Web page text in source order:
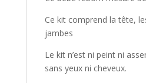
Ce kit comprend la tête,
jambes
Le kit n’est ni peint ni
sans yeux ni cheveux.